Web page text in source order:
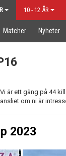
10 - 12 ÅR
Matcher Nyheter
är ett gäng på 44
om ni är
2023